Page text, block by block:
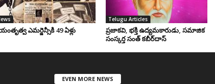
ఎమర్జెన్సీకి 49 ఏళ్లు
Telugu Articles
ప్రజాకవి, భక్తి ఉద్యమకారుడు, సమాజిక
సంస్కర్త సంత్‌ కబీర్‌దాస్‌
EVEN MORE NEWS